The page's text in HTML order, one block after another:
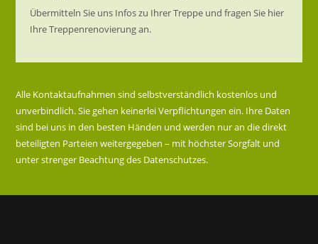
Übermitteln Sie uns Infos zu Ihrer Treppe und fragen Sie hier
Ihre Treppenrenovierung an.
Alle Kontaktaufnahmen sind selbstverständlich kostenlos und
unverbindlich. Sie gehen keinerlei Verpflichtungen ein. Ihre Daten
sind bei uns in den besten Händen und werden nur an die direkt
beteiligten Parteien weitergegeben – mit höchster Sorgfalt und
unter strenger Beachtung des Datenschutzes.